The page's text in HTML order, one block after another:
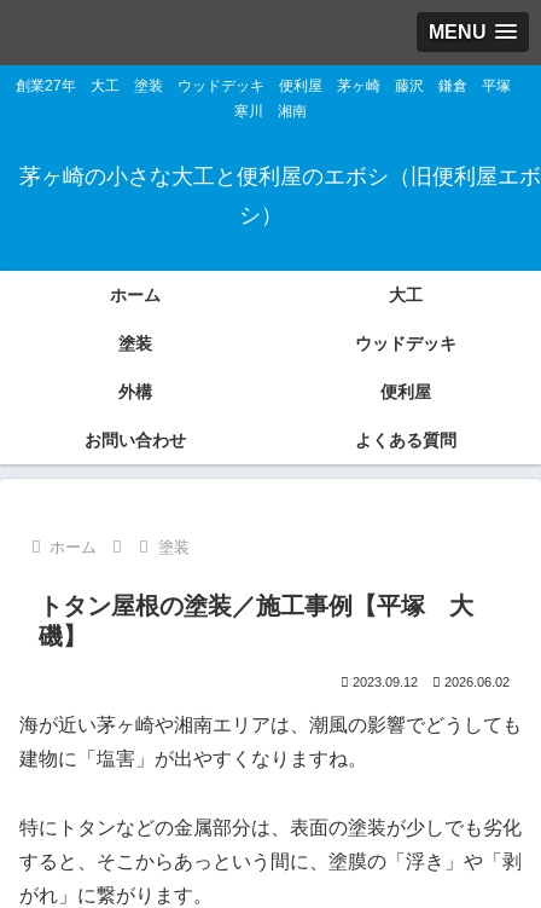
MENU
創業27年 大工 塗装 ウッドデッキ 便利屋 茅ヶ崎 藤沢 鎌倉 平塚
寒川 湘南
茅ヶ崎の小さな大工と便利屋のエボシ（旧便利屋エボ
シ）
ホーム 大工
塗装 ウッドデッキ
外構 便利屋
お問い合わせ よくある質問
ホーム 塗装
トタン屋根の塗装／施工事例【平塚 大
磯】
2023.09.12 2026.06.02
海が近い茅ヶ崎や湘南エリアは、潮風の影響でどうしても
建物に「塩害」が出やすくなりますね。
特にトタンなどの金属部分は、表面の塗装が少しでも劣化
すると、そこからあっという間に、塗膜の「浮き」や「剥
がれ」に繋がります。